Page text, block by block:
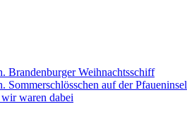
Brandenburger Weihnachtsschiff
Sommerschlösschen auf der Pfaueninsel
waren dabei